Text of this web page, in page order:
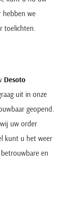
hebben we
toelichten.
Desoto
uit in onze
geopend.
uw order
kunt u het weer
en